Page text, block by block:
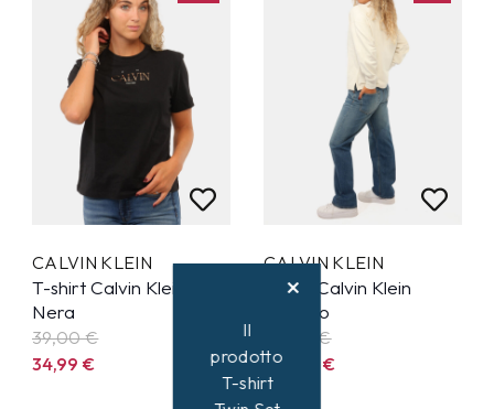
CALVIN KLEIN
T-shirt Calvin Klein
Nera
39,00 €
34,99€
CALVIN KLEIN
Jeans Calvin Klein
Azzurro
119,00 €
109,99€
Il
prodotto
T-shirt